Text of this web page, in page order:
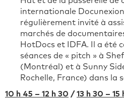
internationale
régulièrement invité à
marchés de
HotDocs et IDFA. Il a été
séances de « pitch » à
(Montréal) et à Sunny
Rochelle, France) dans la
10 h 45 – 12 h 30 / 13 h 30 – 15